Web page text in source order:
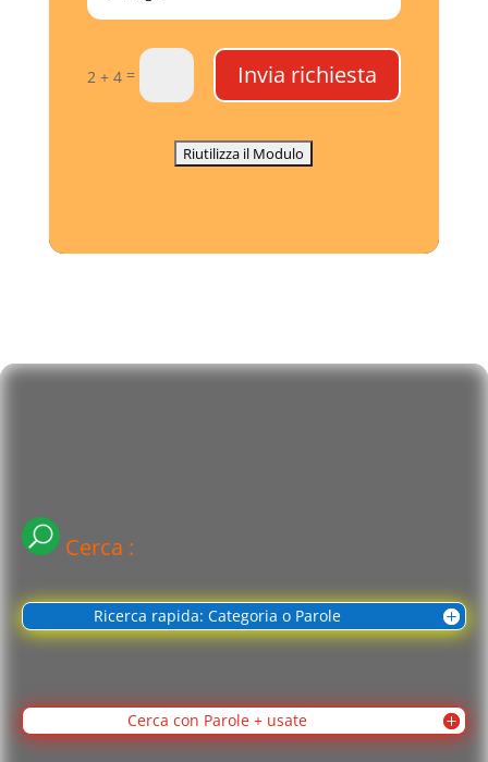
2 + 4 = Invia richiesta
Cerca :
Ricerca rapida: Categoria o Parole
Cerca con Parole + usate